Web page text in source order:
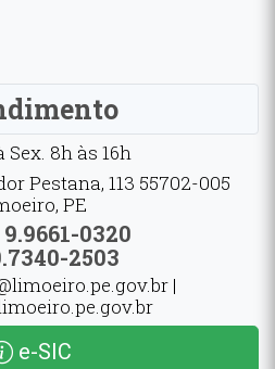
Sex. 8h às 16h
Pestana, 113 55702-005
PE
0320
2503
|
e-SIC